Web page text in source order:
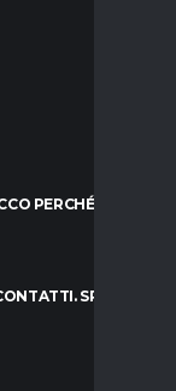
PERCHÉ
SPUNTA